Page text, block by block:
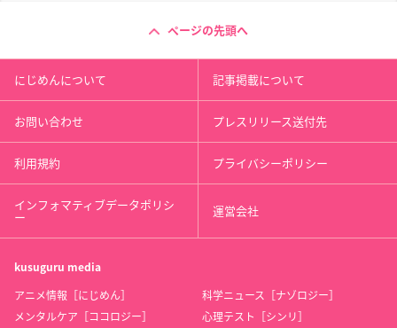
ページの先頭へ
にじめんについて 記事掲載について
お問い合わせ プレスリリース送付先
利用規約 プライバシーポリシー
インフォマティブデータポリシ
ー 運営会社
kusuguru media
アニメ情報［にじめん］
科学ニュース［ナゾロジー］
メンタルケア［ココロジー］
心理テスト［シンリ］